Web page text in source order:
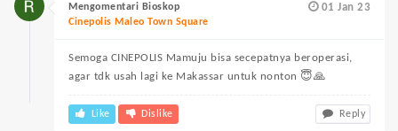
01 Jan 23
Mengomentari Bioskop
Cinepolis Maleo Town Square
Semoga CINEPOLIS Mamuju bisa secepatnya beroperasi,
agar tdk usah lagi ke Makassar untuk nonton 😇🙏
Like Dislike Reply